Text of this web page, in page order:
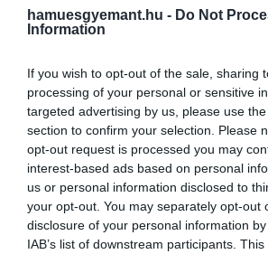
hamuesgyemant.hu - Do Not
Information
If you wish to opt-out of the sale, sharing
processing of your personal or sensitive
targeted advertising by us, please use
section to confirm your selection. Please
opt-out request is processed you may
interest-based ads based on personal
us or personal information disclosed to
your opt-out. You may separately opt-out
disclosure of your personal information
IAB’s list of downstream participants.
Bécs
Fotó: Shutterstock
Varsóban egy belvárosi kétszobás
forintra átszámítva 310 ezer, a
távolabb pedig 245 ezer forintot
elemzés szerint.